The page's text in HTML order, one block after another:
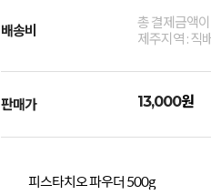
배송비
총 결제금액
제주지역 : 직
판매가 13,000원
피스타치오 파우더 500g